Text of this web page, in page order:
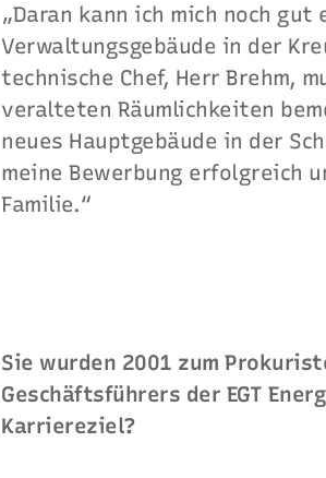
„Daran kann ich mich noch
Verwaltungsgebäude in der
technische Chef, Herr Brehm,
veralteten Räumlichkeiten
neues Hauptgebäude in der
meine Bewerbung erfolgreich
Familie.“
Sie wurden 2001 zum
Geschäftsführers der EGT
Karriereziel?